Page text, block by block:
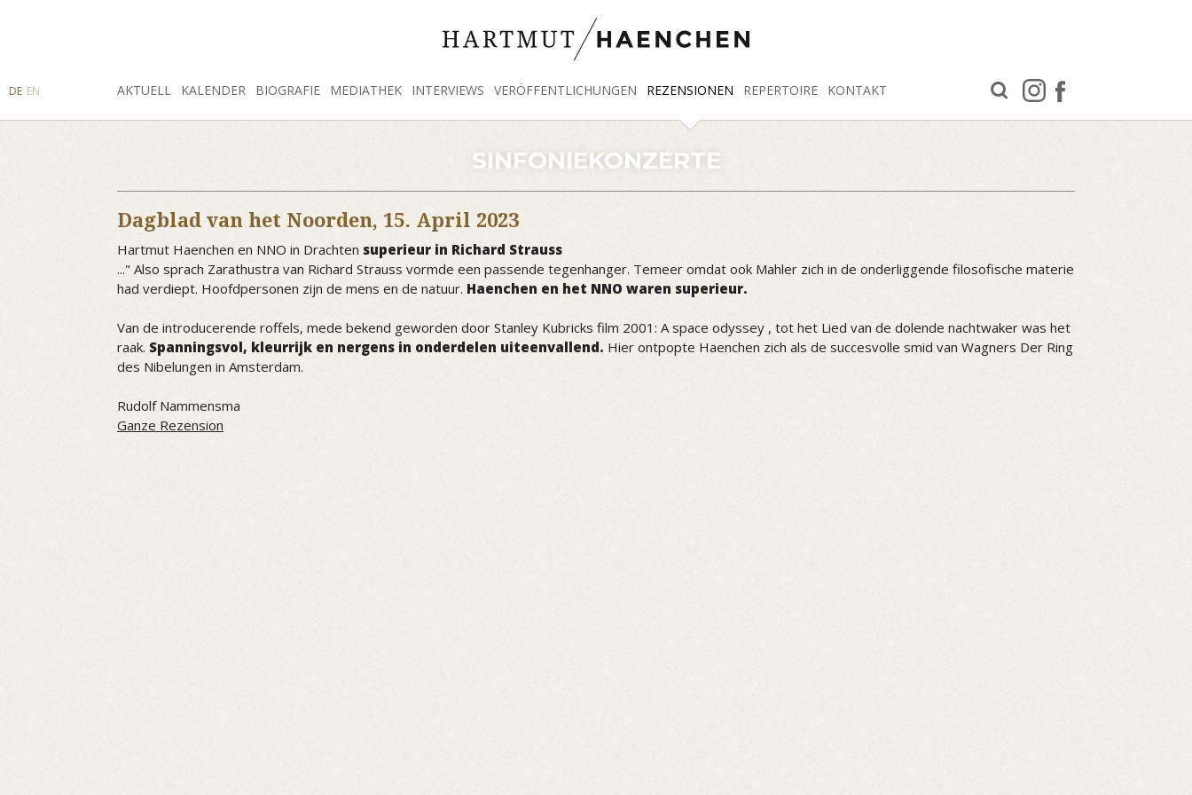
AKTUELL KALENDER BIOGRAFIE MEDIATHEK INTERVIEWS VERÖFFENTLICHUNGEN REZENSIONEN REPERTOIRE KONTAKT
FACEBOOK
INSTAGRAM
SUCHE
DE EN
SINFONIEKONZERTE
Dagblad van het Noorden, 15. April 2023
Hartmut Haenchen en NNO in Drachten superieur in Richard Strauss
..." Also sprach Zarathustra van Richard Strauss vormde een passende tegenhanger. Temeer omdat ook Mahler zich in de onderliggende filosofische materie
had verdiept. Hoofdpersonen zijn de mens en de natuur. Haenchen en het NNO waren superieur.
Van de introducerende roffels, mede bekend geworden door Stanley Kubricks film 2001: A space odyssey , tot het Lied van de dolende nachtwaker was het
raak. Spanningsvol, kleurrijk en nergens in onderdelen uiteenvallend. Hier ontpopte Haenchen zich als de succesvolle smid van Wagners Der Ring
des Nibelungen in Amsterdam.
Rudolf Nammensma
Ganze Rezension